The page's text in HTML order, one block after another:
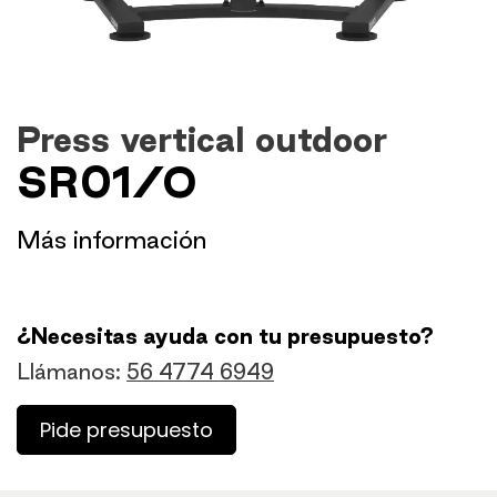
Press vertical outdoor
SR01/O
​Más información
¿Necesitas ayuda con tu presupuesto?
Llámanos: 56 4774 6949
Pide presupuesto